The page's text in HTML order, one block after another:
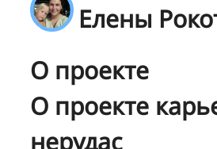
Елены
О проекте
О проекте
нерудас